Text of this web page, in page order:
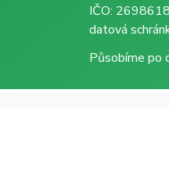
IČO:
datová
Působíme po